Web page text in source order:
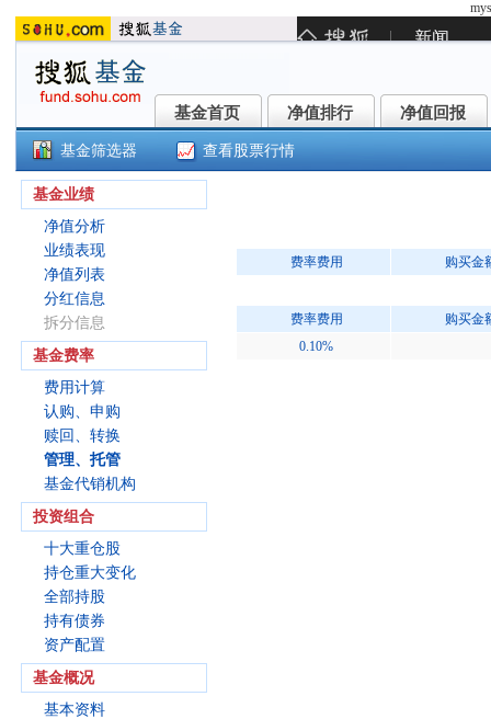
基金首页
基金首页 净值排行
净值排行 净值回报
净值回报
基金筛选器 查看股票行情
基金业绩
净值分析
业绩表现
净值列表
分红信息
拆分信息
基金费率
费用计算
认购、申购
赎回、转换
管理、托管
基金代销机构
投资组合
十大重仓股
持仓重大变化
全部持股
持有债券
资产配置
基金概况
基本资料
费率费用 购买金
费率费用
购买金
0.10%